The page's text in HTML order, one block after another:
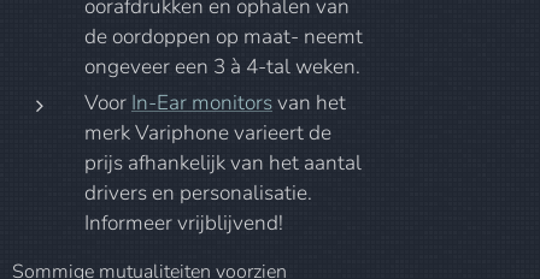
oorafdrukken en ophalen van
de oordoppen op maat- neemt
ongeveer een 3 à 4-tal weken.
Voor In-Ear monitorsvan het
merk Variphone varieert de
prijs afhankelijk van het aantal
drivers en personalisatie.
Informeer vrijblijvend!
Sommige mutualiteiten voorzien